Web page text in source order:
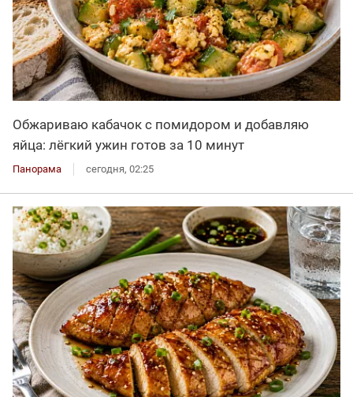
Обжариваю кабачок с помидором и добавляю
яйца: лёгкий ужин готов за 10 минут
Панорама сегодня, 02:25